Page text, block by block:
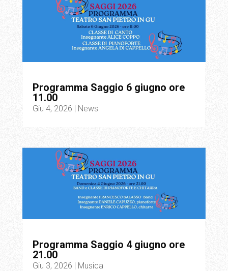
Programma Saggio 6 giugno ore
11.00
Giu 4, 2026 | News
Programma Saggio 4 giugno ore
21.00
Giu 3, 2026 | Musica